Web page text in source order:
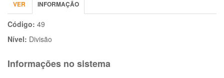
primárias
VER INFORMAÇÃO
ATIVA)
Código: 49
Nível: Divisão
Informações no sistema